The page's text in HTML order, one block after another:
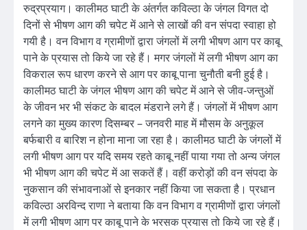
रुद्रप्रयाग। कालीमठ घाटी के अंतर्गत कविल्ठा के जंगल विगत दो
दिनों से भीषण आग की चपेट में आने से लाखों की वन संपदा स्वाहा हो
गयी है। वन विभाग व ग्रामीणों द्वारा जंगलों में लगी भीषण आग पर काबू
पाने के प्रयास तो किये जा रहे हैं। मगर जंगलों में लगी भीषण आग का
विकराल रूप धारण करने से आग पर काबू पाना चुनौती बनी हुई है।
कालीमठ घाटी के जंगल भीषण आग की चपेट में आने से जीव-जन्तुओं
के जीवन भर भी संकट के बादल मंडराने लगे हैं। जंगलों में भीषण आग
लगने का मुख्य कारण दिसम्बर – जनवरी माह में मौसम के अनुकूल
बर्फबारी व बारिश न होना माना जा रहा है। कालीमठ घाटी के जंगलों में
लगी भीषण आग पर यदि समय रहते काबू नहीं पाया गया तो अन्य जंगल
भी भीषण आग की चपेट में आ सकतें हैं। वहीं करोड़ों की वन संपदा के
नुकसान की संभावनाओं से इनकार नहीं किया जा सकता है। प्रधान
कविल्ठा अरविन्द राणा ने बताया कि वन विभाग व ग्रामीणों द्वारा जंगलों
में लगी भीषण आग पर काबू पाने के भरसक प्रयास तो किये जा रहे हैं।